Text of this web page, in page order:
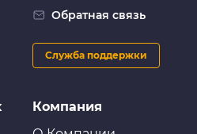
Masuma (SF190A, JT417K) с
Force-DFT3421
Компания
Обратная связь
Служба поддержки